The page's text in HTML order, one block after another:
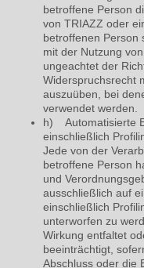
betroffene Person
von TRIAZZ oder
betroffenen Person
mit der Nutzung
ungeachtet der
Widerspruchsrecht
auszuüben, bei
verwendet werden.
h) Automatisierte
einschließlich
Jede von der
betroffene Person
und
ausschließlich auf
einschließlich
unterworfen zu
Wirkung entfaltet
beeinträchtigt,
Abschluss oder die